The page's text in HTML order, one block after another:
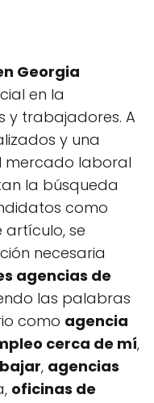
Georgia
en la
y trabajadores. A
y una
mercado laboral
la búsqueda
como
artículo, se
necesaria
agencias de
las palabras
como agencia
cerca de mí,
, agencias
oficinas de